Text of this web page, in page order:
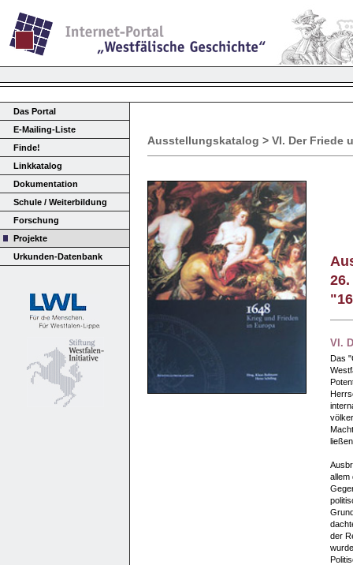
Das Portal
E-Mailing-Liste
Finde!
Linkkatalog
Dokumentation
Schule / Weiterbildung
Forschung
Projekte
Urkunden-Datenbank
Ausstellungskatalog > VI. Der Friede
VI.
Das
allem
der